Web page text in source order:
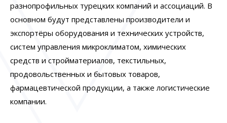
разнопрофильных турецких компаний и ассоциаций. В
основном будут представлены производители и
экспортёры оборудования и технических устройств,
систем управления микроклиматом, химических
средств и стройматериалов, текстильных,
продовольственных и бытовых товаров,
фармацевтической продукции, а также логистические
компании.